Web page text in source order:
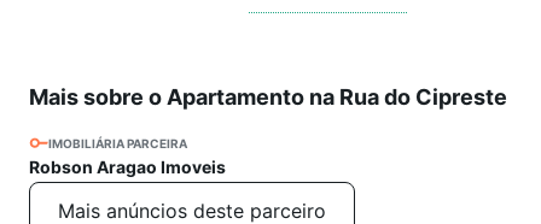
Mais sobre o Apartamento na Rua do Cipreste
IMOBILIÁRIA PARCEIRA
Robson Aragao Imoveis
Mais anúncios deste parceiro